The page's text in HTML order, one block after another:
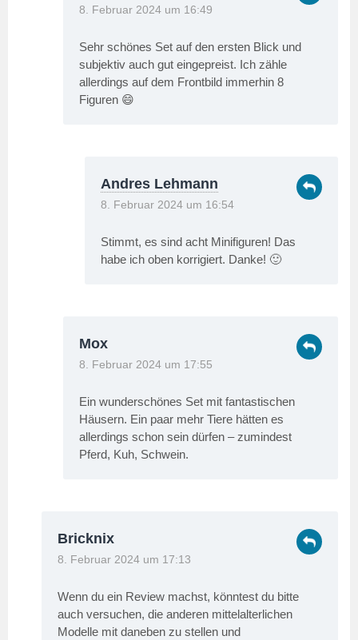
8. Februar 2024 um 16:49
Sehr schönes Set auf den ersten Blick und
subjektiv auch gut eingepreist. Ich zähle
allerdings auf dem Frontbild immerhin 8
Figuren 😄
Andres Lehmann
8. Februar 2024 um 16:54
Stimmt, es sind acht Minifiguren! Das
habe ich oben korrigiert. Danke! 🙂
Mox
8. Februar 2024 um 17:55
Ein wunderschönes Set mit fantastischen
Häusern. Ein paar mehr Tiere hätten es
allerdings schon sein dürfen – zumindest
Pferd, Kuh, Schwein.
Bricknix
8. Februar 2024 um 17:13
Wenn du ein Review machst, könntest du bitte
auch versuchen, die anderen mittelalterlichen
Modelle mit daneben zu stellen und